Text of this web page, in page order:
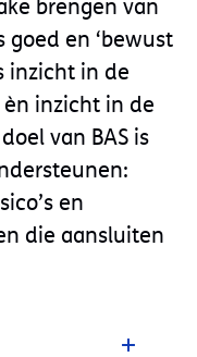
brengen van
en ‘bewust
inzicht in de
èn inzicht in de
van BAS is
en
die aansluiten